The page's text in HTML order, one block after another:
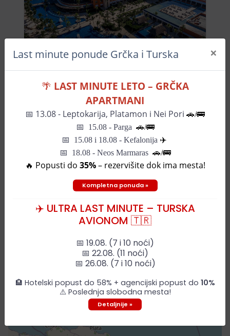
Hotel Barcelo Bavaro Palace
Upit
Mapa grada
−
Last minute ponude Grčka i Turska ×
🌴 LAST MINUTE LETO – GRČKA
APARTMANI
📅 13.08 - Leptokarija, Platamon i Nei Pori 🚗/🚌
📅 15.08 - Parga 🚗/🚌
📅 15.08 i 18.08 - Kefalonija ✈️
📅 18.08 - Neos Marmaras 🚗/🚌
🔥 Popusti do 35%– rezervišite dok ima mesta!
Kompletna ponuda »
✈️ ULTRA LAST MINUTE – TURSKA
AVIONOM 🇹🇷
📅 19.08. (7 i 10 noći)
📅 22.08. (11 noći)
📅 26.08. (7 i 10 noći)
🏨 Hotelski popust do 58% + agencijski popust do 10%
⚠️ Poslednja slobodna mesta!
Detaljnije »